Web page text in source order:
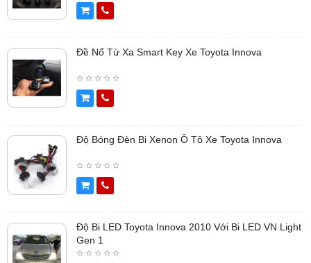
Đề Nổ Từ Xa Smart Key Xe Toyota Innova
Độ Bóng Đèn Bi Xenon Ô Tô Xe Toyota Innova
Độ Bi LED Toyota Innova 2010 Với Bi LED VN Light
Gen 1